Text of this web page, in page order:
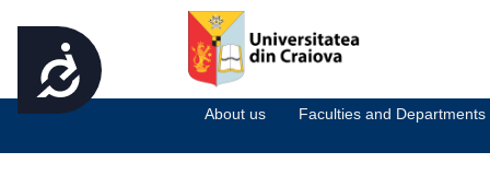
Accesibilitate
Notă:
Acest
website
un
About us Faculties and Departments